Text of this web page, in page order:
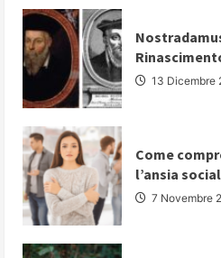
autorevolezza
e
convincere
il
proprio
pubblico
13 Dicembre
Come
l’ansia
7 Novembre